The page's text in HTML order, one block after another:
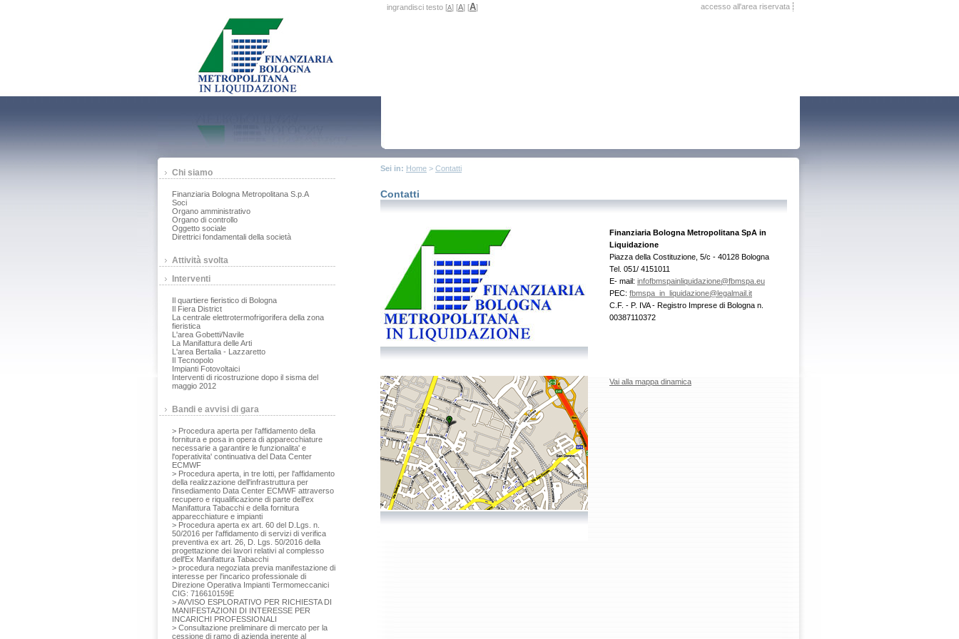
ingrandisci testo [A] [A] [A] accesso all'area riservata
Chi siamo
Finanziaria Bologna Metropolitana S.p.A
Soci
Organo amministrativo
Organo di controllo
Oggetto sociale
Direttrici fondamentali della società
Attività svolta
Interventi
Il quartiere fieristico di Bologna
Il Fiera District
La centrale elettrotermofrigorifera della zona
fieristica
L'area Gobetti/Navile
La Manifattura delle Arti
L'area Bertalia - Lazzaretto
Il Tecnopolo
Impianti Fotovoltaici
Interventi di ricostruzione dopo il sisma del
maggio 2012
Bandi e avvisi di gara
> Procedura aperta per l'affidamento della
fornitura e posa in opera di apparecchiature
necessarie a garantire le funzionalita' e
l'operativita' continuativa del Data Center
ECMWF
> Procedura aperta, in tre lotti, per l'affidamento
della realizzazione dell'infrastruttura per
l'insediamento Data Center ECMWF attraverso
recupero e riqualificazione di parte dell'ex
Manifattura Tabacchi e della fornitura
apparecchiature e impianti
> Procedura aperta ex art. 60 del D.Lgs. n.
50/2016 per l'affidamento di servizi di verifica
preventiva ex art. 26, D. Lgs. 50/2016 della
progettazione dei lavori relativi al complesso
dell'Ex Manifattura Tabacchi
> procedura negoziata previa manifestazione di
interesse per l'incarico professionale di
Direzione Operativa Impianti Termomeccanici
CIG: 716610159E
> AVVISO ESPLORATIVO PER RICHIESTA DI
MANIFESTAZIONI DI INTERESSE PER
INCARICHI PROFESSIONALI
> Consultazione preliminare di mercato per la
cessione di ramo di azienda inerente al
Sei in: Home > Contatti
Contatti
Finanziaria Bologna Metropolitana SpA in
Liquidazione
Piazza della Costituzione, 5/c - 40128 Bologna
Tel. 051/ 4151011
E- mail: infofbmspainliquidazione@fbmspa.eu
PEC: fbmspa_in_liquidazione@legalmail.it
C.F. - P. IVA - Registro Imprese di Bologna n.
00387110372
Vai alla mappa dinamica